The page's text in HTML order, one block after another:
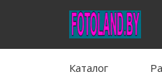
Каталог